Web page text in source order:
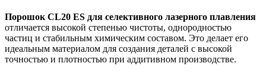
Порошок CL20 ES для селективного лазерного плавления
отличается высокой степенью чистоты, однородностью
частиц и стабильным химическим составом. Это делает его
идеальным материалом для создания деталей с высокой
точностью и плотностью при аддитивном производстве.